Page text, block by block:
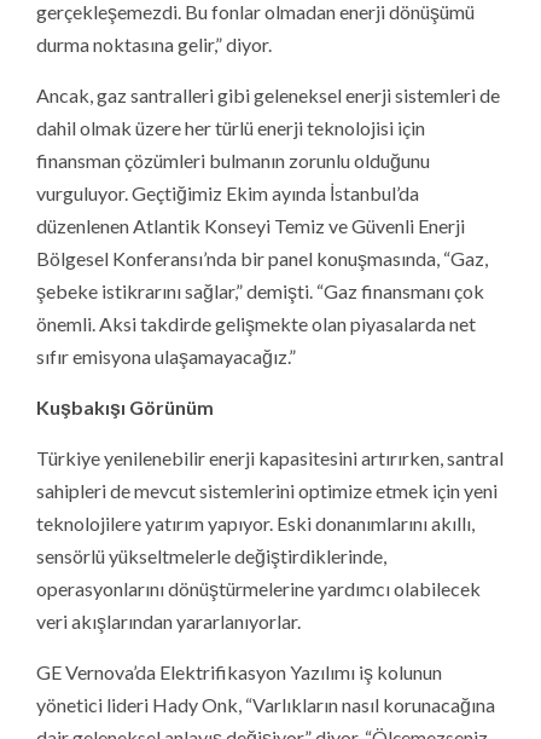
gerçekleşemezdi. Bu fonlar olmadan enerji dönüşümü
durma noktasına gelir,” diyor.
Ancak, gaz santralleri gibi geleneksel enerji sistemleri de
dahil olmak üzere her türlü enerji teknolojisi için
finansman çözümleri bulmanın zorunlu olduğunu
vurguluyor. Geçtiğimiz Ekim ayında İstanbul’da
düzenlenen Atlantik Konseyi Temiz ve Güvenli Enerji
Bölgesel Konferansı’nda bir panel konuşmasında, “Gaz,
şebeke istikrarını sağlar,” demişti. “Gaz finansmanı çok
önemli. Aksi takdirde gelişmekte olan piyasalarda net
sıfır emisyona ulaşamayacağız.”
Kuşbakışı Görünüm
Türkiye yenilenebilir enerji kapasitesini artırırken, santral
sahipleri de mevcut sistemlerini optimize etmek için yeni
teknolojilere yatırım yapıyor. Eski donanımlarını akıllı,
sensörlü yükseltmelerle değiştirdiklerinde,
operasyonlarını dönüştürmelerine yardımcı olabilecek
veri akışlarından yararlanıyorlar.
GE Vernova’da Elektrifikasyon Yazılımı iş kolunun
yönetici lideri Hady Onk, “Varlıkların nasıl korunacağına